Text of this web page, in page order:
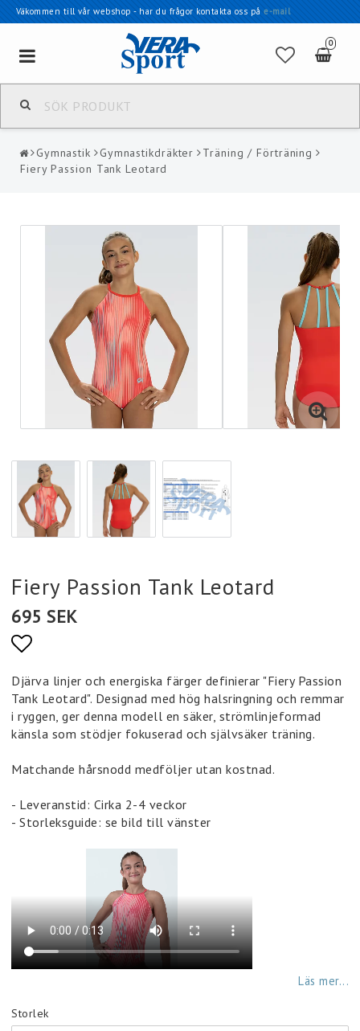
Väkommen till vår webshop - har du frågor kontakta oss på e-mail
0
Toggle
navigation
Gymnastik Gymnastikdräkter
Träning / Förträning
Fiery Passion Tank Leotard
Fiery Passion Tank Leotard
695 SEK
Lägg till i favoritlistan
Djärva linjer och energiska färger definierar "Fiery Passion
Tank Leotard". Designad med hög halsringning och remmar
i ryggen, ger denna modell en säker, strömlinjeformad
känsla som stödjer fokuserad och självsäker träning.
Matchande hårsnodd medföljer utan kostnad.
- Leveranstid: Cirka 2-4 veckor
- Storleksguide: se bild till vänster
Läs mer...
Storlek